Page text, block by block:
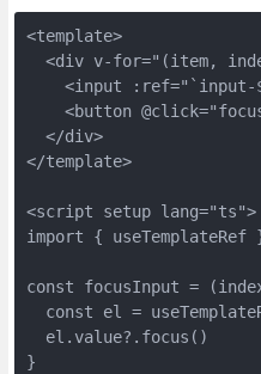
<template>
<div v-for="(item,
<input
<button
  </div>
</template>
<script setup lang="ts">
import {
const focusInput =
const el =
  el.value?.focus()
}